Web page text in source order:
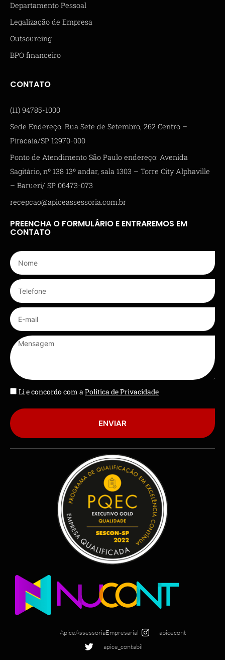
Departamento Pessoal
Legalização de Empresa
Outsourcing
BPO financeiro
CONTATO
(11) 94785-1000
Sede Endereço: Rua Sete de Setembro, 262 Centro –
Piracaia/SP 12970-000
Ponto de Atendimento São Paulo endereço: Avenida
Sagitário, nº 138 13º andar, sala 1303 – Torre City Alphaville
– Barueri/ SP 06473-073
recepcao@apiceassessoria.com.br
PREENCHA O FORMULÁRIO E ENTRAREMOS EM
CONTATO
Li e concordo com aPolítica de Privacidade
ENVIAR
ApiceAssessoriaEmpresarial
apicecont
apice_contabil